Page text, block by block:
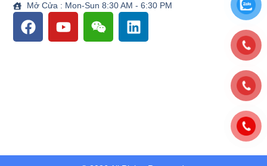
Mở Cửa : Mon-Sun 8:30 AM - 6:30 PM